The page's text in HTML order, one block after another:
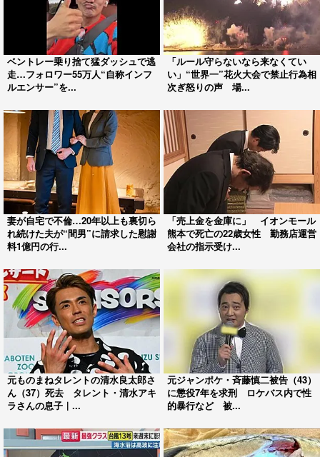
ベントレー乗り捨て猛ダッシュで逃
走…フォロワー55万人“自称インフ
ルエンサー”を...
「ルール守らないなら来なくてい
い」“世界一”花火大会で禁止行為相
次ぎ怒りの声 場...
妻が自宅で不倫…20年以上も裏切ら
れ続けた夫が“間男”に請求した慰謝
料1億円の行...
「売上金を金庫に」 イオンモール
熊本で死亡の22歳女性 勤務店運営
会社の指示受け...
元ものまねタレントの清水良太郎さ
ん（37）死去 タレント・清水アキ
ラさんの息子｜...
元ジャンポケ・斉藤慎二被告（43）
に懲役7年を求刑 ロケバス内で性
的暴行など 被...